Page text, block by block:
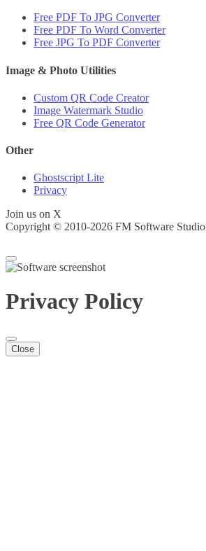
Free PDF To JPG Converter
Free PDF To Word Converter
Free JPG To PDF Converter
Image & Photo Utilities
Custom QR Code Creator
Image Watermark Studio
Free QR Code Generator
Other
Ghostscript Lite
Privacy
Join us on X
Copyright © 2010-2026 FM Software Studio
Privacy Policy
Close